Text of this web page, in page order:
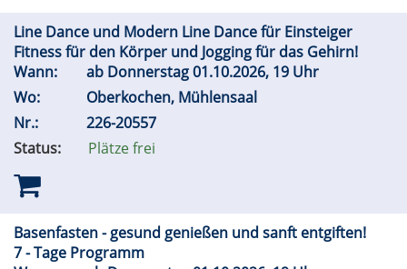
Line Dance und Modern Line Dance für Einsteiger
Fitness für den Körper und Jogging für das Gehirn!
Wann:
ab Donnerstag 01.10.2026, 19 Uhr
Wo:
Oberkochen, Mühlensaal
Nr.:
226-20557
Status:
Plätze frei
Basenfasten - gesund genießen und sanft entgiften!
7 - Tage Programm